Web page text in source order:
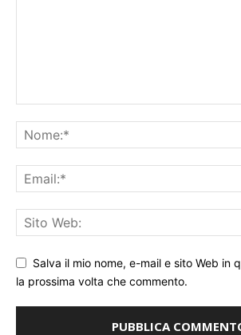
Salva il mio nome, e-mail e sito Web in
la prossima volta che commento.